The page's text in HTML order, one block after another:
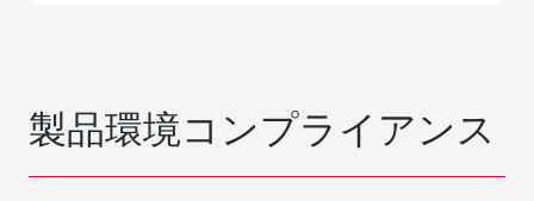
製品環境コンプライアンス